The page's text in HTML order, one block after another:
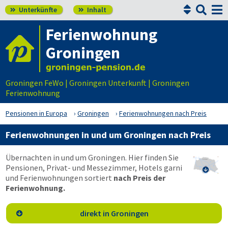
 Unterkünfte  Inhalt 

Ferienwohnung
Groningen
Groningen FeWo | Groningen Unterkunft | Groningen
Ferienwohnung
Pensionen in Europa Groningen Ferienwohnungen nach Preis
Ferienwohnungen in und um Groningen nach Preis

Übernachten in und um Groningen. Hier finden Sie
Pensionen, Privat- und Messezimmer, Hotels garni
und Ferienwohnungen sortiert nach Preis der
Ferienwohnung.
 direkt in Groningen